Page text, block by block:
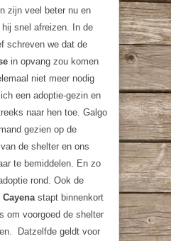
zijn veel beter nu en
snel afreizen. In de
schreven we dat de
in opvang zou komen
niet meer nodig
een adoptie-gezin en
naar hen toe. Galgo
gezien op de
de shelter en ons
te bemiddelen. En zo
rond. Ook de
Cayenastapt binnenkort
om voorgoed de shelter
Datzelfde geldt voor